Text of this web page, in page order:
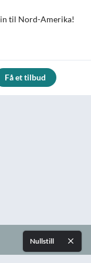
til Nord-Amerika!
Få et tilbud
Nullstill